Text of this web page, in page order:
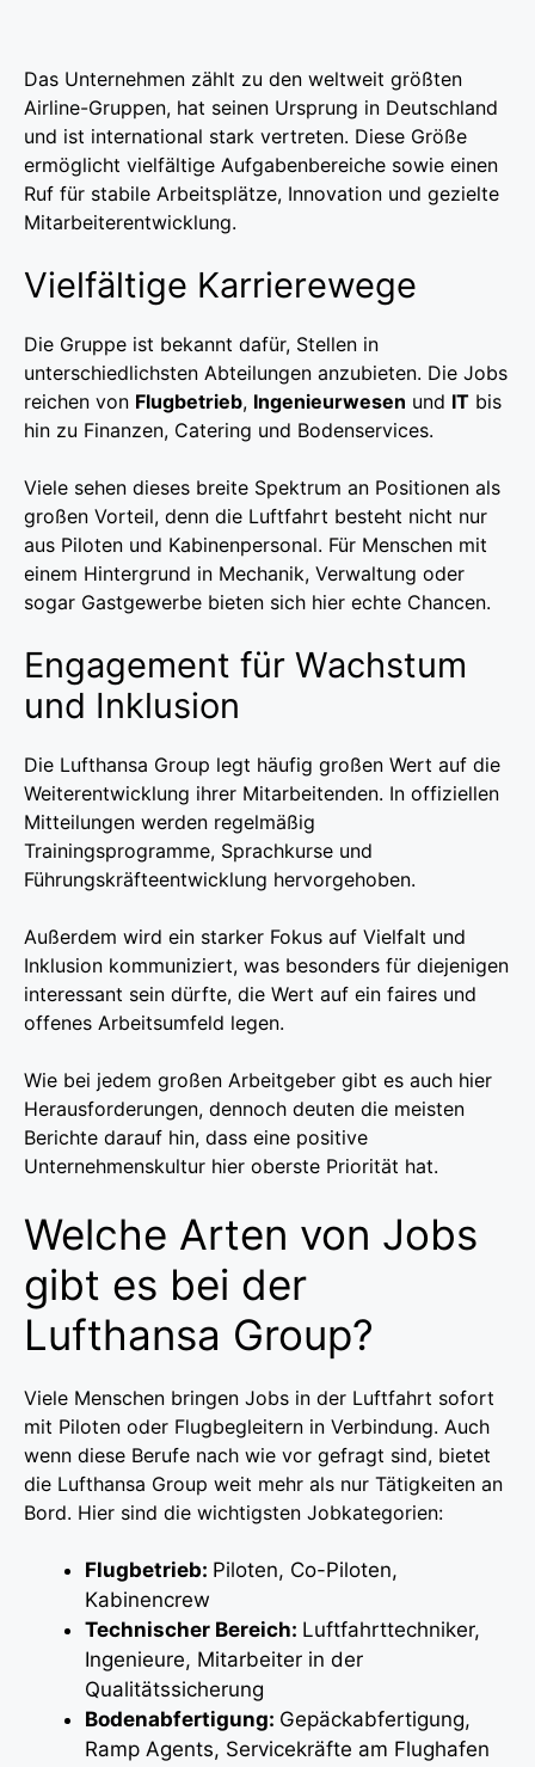
Das Unternehmen zählt zu den weltweit größten
Airline-Gruppen, hat seinen Ursprung in Deutschland
und ist international stark vertreten. Diese Größe
ermöglicht vielfältige Aufgabenbereiche sowie einen
Ruf für stabile Arbeitsplätze, Innovation und gezielte
Mitarbeiterentwicklung.
Vielfältige Karrierewege
Die Gruppe ist bekannt dafür, Stellen in
unterschiedlichsten Abteilungen anzubieten. Die Jobs
reichen von Flugbetrieb, Ingenieurwesen und IT bis
hin zu Finanzen, Catering und Bodenservices.
Viele sehen dieses breite Spektrum an Positionen als
großen Vorteil, denn die Luftfahrt besteht nicht nur
aus Piloten und Kabinenpersonal. Für Menschen mit
einem Hintergrund in Mechanik, Verwaltung oder
sogar Gastgewerbe bieten sich hier echte Chancen.
Engagement für Wachstum
und Inklusion
Die Lufthansa Group legt häufig großen Wert auf die
Weiterentwicklung ihrer Mitarbeitenden. In offiziellen
Mitteilungen werden regelmäßig
Trainingsprogramme, Sprachkurse und
Führungskräfteentwicklung hervorgehoben.
Außerdem wird ein starker Fokus auf Vielfalt und
Inklusion kommuniziert, was besonders für diejenigen
interessant sein dürfte, die Wert auf ein faires und
offenes Arbeitsumfeld legen.
Wie bei jedem großen Arbeitgeber gibt es auch hier
Herausforderungen, dennoch deuten die meisten
Berichte darauf hin, dass eine positive
Unternehmenskultur hier oberste Priorität hat.
Welche Arten von Jobs
gibt es bei der
Lufthansa Group?
Viele Menschen bringen Jobs in der Luftfahrt sofort
mit Piloten oder Flugbegleitern in Verbindung. Auch
wenn diese Berufe nach wie vor gefragt sind, bietet
die Lufthansa Group weit mehr als nur Tätigkeiten an
Bord. Hier sind die wichtigsten Jobkategorien:
Flugbetrieb: Piloten, Co-Piloten,
Kabinencrew
Technischer Bereich: Luftfahrttechniker,
Ingenieure, Mitarbeiter in der
Qualitätssicherung
Bodenabfertigung: Gepäckabfertigung,
Ramp Agents, Servicekräfte am Flughafen